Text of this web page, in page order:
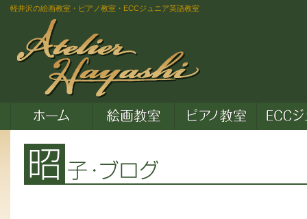
軽井沢の絵画教室・ピアノ教室・ECCジュニア英語教室